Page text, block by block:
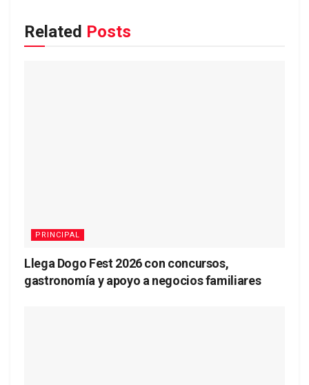
Related Posts
PRINCIPAL
Llega Dogo Fest 2026 con concursos,
gastronomía y apoyo a negocios familiares